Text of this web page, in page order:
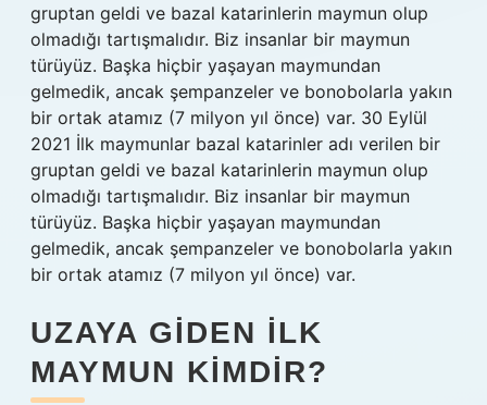
gruptan geldi ve bazal katarinlerin maymun olup
olmadığı tartışmalıdır. Biz insanlar bir maymun
türüyüz. Başka hiçbir yaşayan maymundan
gelmedik, ancak şempanzeler ve bonobolarla yakın
bir ortak atamız (7 milyon yıl önce) var. 30 Eylül
2021 İlk maymunlar bazal katarinler adı verilen bir
gruptan geldi ve bazal katarinlerin maymun olup
olmadığı tartışmalıdır. Biz insanlar bir maymun
türüyüz. Başka hiçbir yaşayan maymundan
gelmedik, ancak şempanzeler ve bonobolarla yakın
bir ortak atamız (7 milyon yıl önce) var.
UZAYA GIDEN ILK
MAYMUN KIMDIR?